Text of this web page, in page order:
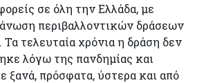
σε όλη την Ελλάδα, με
περιβαλλοντικών δράσεων
τελευταία χρόνια η δράση δεν
λόγω της πανδημίας και
ξανά, πρόσφατα, ύστερα και από